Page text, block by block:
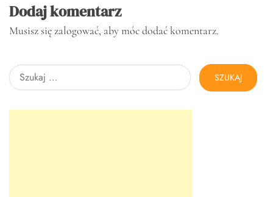
Dodaj komentarz
Musisz sięzalogować, aby móc dodać komentarz.
Szukaj: